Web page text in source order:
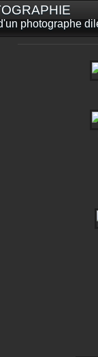
photographe